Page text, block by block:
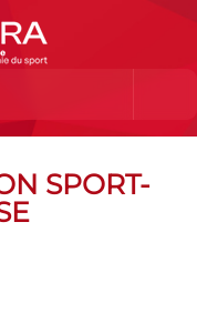
ENTREPRISE
SPORT-